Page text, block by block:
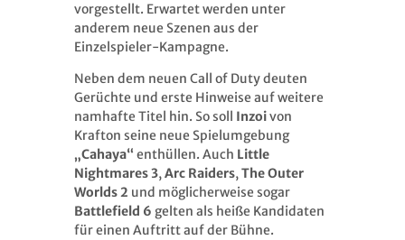
vorgestellt. Erwartet werden unter
anderem neue Szenen aus der
Einzelspieler-Kampagne.
Neben dem neuen Call of Duty deuten
Gerüchte und erste Hinweise auf weitere
namhafte Titel hin. So soll Inzoivon
Krafton seine neue Spielumgebung
„Cahaya“ enthüllen. Auch Little
Nightmares 3,Arc Raiders,The Outer
Worlds 2 und möglicherweise sogar
Battlefield 6 gelten als heiße Kandidaten
für einen Auftritt auf der Bühne.